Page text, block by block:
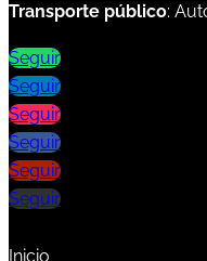
Transporte público:
Seguir
Seguir
Seguir
Seguir
Seguir
Seguir
Inicio